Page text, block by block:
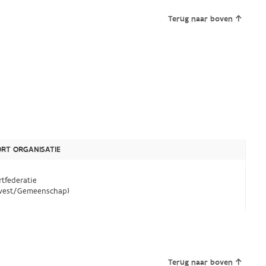
Terug naar boven
ORGANISATIE
Gemeenschap)
Terug naar boven